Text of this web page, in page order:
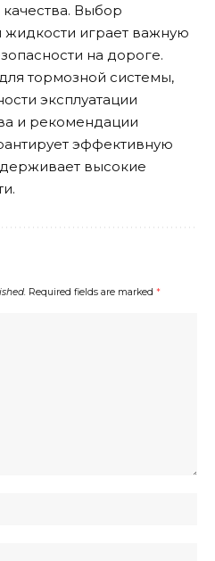
Выбор
жидкости играет важную
на дороге.
тормозной системы,
эксплуатации
и рекомендации
эффективную
высокие
Required fields are marked *